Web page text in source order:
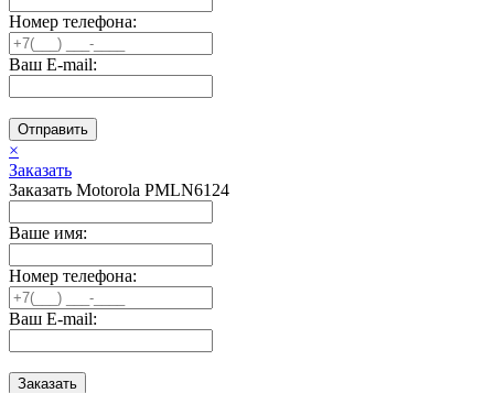
Номер телефона:
Ваш E-mail:
Отправить
×
Заказать
Заказать Motorola PMLN6124
Ваше имя:
Номер телефона:
Ваш E-mail:
Заказать